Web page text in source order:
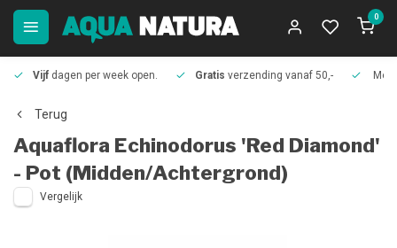
0
Vijf dagen per week open. Gratis verzending vanaf 50,-
Terug
Aquaflora Echinodorus 'Red Diamond'
- Pot (Midden/Achtergrond)
Vergelijk